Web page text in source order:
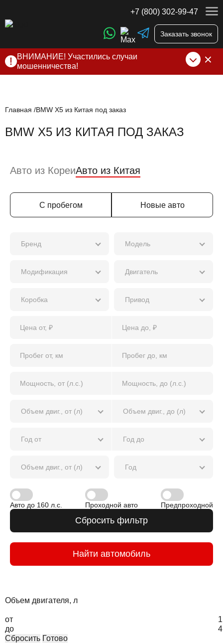
+7 (800) 302-99-47
Заказать звонок
ВНИМАНИЕ! Участились случаи
мошенничества!
нами по официальнымконтактам
Главная BMW X5 из Китая под заказ
BMW X5 ИЗ КИТАЯ ПОД ЗАКАЗ
Авто из КореиАвто из Китая
С пробегом Новые авто
Бренд Модель
Двигатель
Коробка Привод
Модификация
Объем двиг., от (л) Объем двиг., до (л)
Год от Год до
Объем двиг., от (л) Год
Авто до 160 л.с. Проходной авто Предпроходной
Сбросить фильтр
Найти автомобиль
Объем двигателя, л
от
до
Сбросить Готово